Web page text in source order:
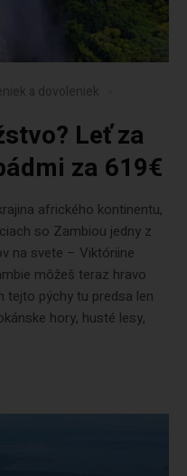
a dovoleniek
Leť za
za 619€
afrického kontinentu,
so Zambiou jedny z
na svete – Viktóriine
môžeš teraz hravo
tejto pýchy tu predsa len
hory, husté lesy,